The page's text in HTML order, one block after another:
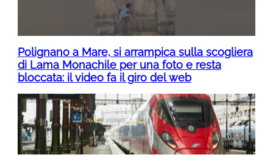
Polignano a Mare, si arrampica sulla scogliera
di Lama Monachile per una foto e resta
bloccata: il video fa il giro del web